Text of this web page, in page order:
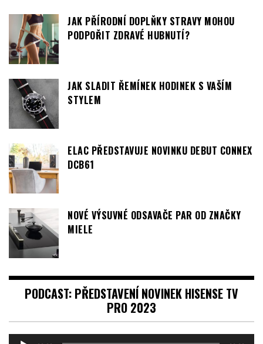
JAK PŘÍRODNÍ DOPLŇKY STRAVY MOHOU
PODPOŘIT ZDRAVÉ HUBNUTÍ?
JAK SLADIT ŘEMÍNEK HODINEK S VAŠÍM
STYLEM
ELAC PŘEDSTAVUJE NOVINKU DEBUT CONNEX
DCB61
NOVÉ VÝSUVNÉ ODSAVAČE PAR OD ZNAČKY
MIELE
PODCAST: PŘEDSTAVENÍ NOVINEK HISENSE TV
PRO 2023
Audio